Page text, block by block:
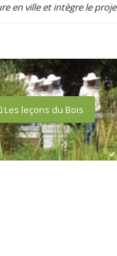
en ville et intègre le
Les leçons du Bois